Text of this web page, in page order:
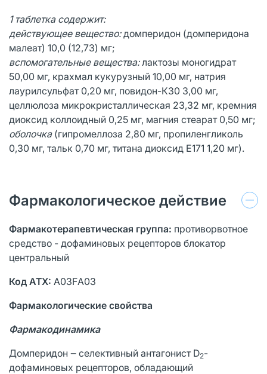
1 таблетка содержит:
действующее вещество:домперидон (домперидона
малеат) 10,0 (12,73) мг;
вспомогательные вещества:лактозы моногидрат
50,00 мг, крахмал кукурузный 10,00 мг, натрия
лаурилсульфат 0,20 мг, повидон-К30 3,00 мг,
целлюлоза микрокристаллическая 23,32 мг, кремния
диоксид коллоидный 0,25 мг, магния стеарат 0,50 мг;
оболочка (гипромеллоза 2,80 мг, пропиленгликоль
0,30 мг, тальк 0,70 мг, титана диоксид Е171 1,20 мг).
Фармакологическое действие
Фармакотерапевтическая группа: противорвотное
средство - дофаминовых рецепторов блокатор
центральный
Код АТХ: A03FА03
Фармакологические свойства
Фармакодинамика
Домперидон ‒ селективный антагонист D2-
дофаминовых рецепторов, обладающий